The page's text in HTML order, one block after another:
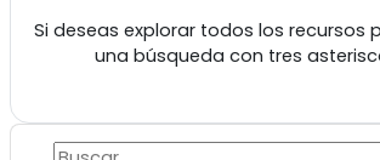
Si deseas explorar todos los recursos
una búsqueda con tres
Bloques